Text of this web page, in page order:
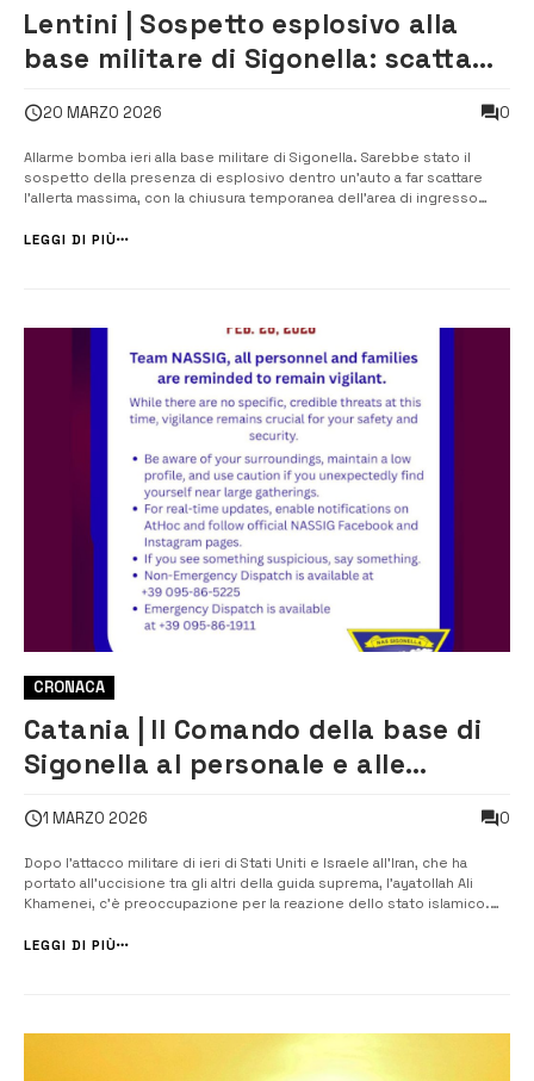
Lentini | Sospetto esplosivo alla
base militare di Sigonella: scatta
20 MARZO 2026 0
Allarme bomba ieri alla base militare di Sigonella. Sarebbe stato il
sospetto della presenza di esplosivo dentro un’auto a far scattare
l’allerta massima, con la chiusura temporanea dell’area di ingresso
Durante questa fase è stato imposto il divieto di uscita all’aperto
LEGGI DI PIÙ
CRONACA
Catania | Il Comando della base di
Sigonella al personale e alle
1 MARZO 2026 0
Dopo l’attacco militare di ieri di Stati Uniti e Israele all’Iran, che ha
portato all’uccisione tra gli altri della guida suprema, l’ayatollah Ali
Khamenei, c’è preoccupazione per la reazione dello stato islamico.
delle basi aeree e navali più strategiche del Mediterr...
LEGGI DI PIÙ